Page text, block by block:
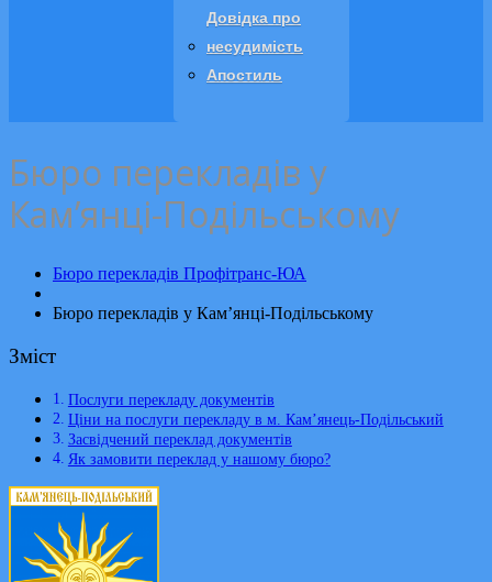
Довідка про
несудимість
Апостиль
Бюро перекладів у
Кам’янці-Подільському
Бюро перекладів Профітранс-ЮА
Бюро перекладів у Кам’янці-Подільському
Зміст
Послуги перекладу документів
Ціни на послуги перекладу в м. Кам’янець-Подільський
Засвідчений переклад документів
Як замовити переклад у нашому бюро?